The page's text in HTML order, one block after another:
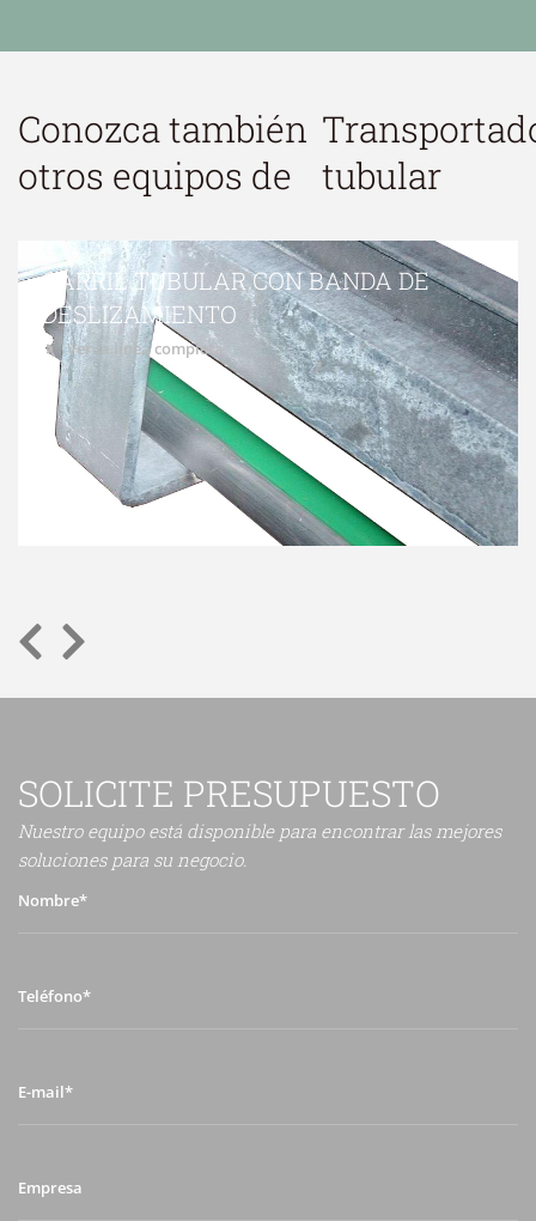
Conozca también
otros equipos de
tubular
CARRIL TUBULAR CON BANDA DE
DESLIZAMIENTO
Ver la línea completa
SOLICITE PRESUPUESTO
Nuestro equipo está disponible para encontrar las mejores
soluciones para su negocio.
Nombre*
Teléfono*
E-
Empresa